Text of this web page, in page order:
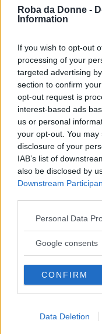
Roba da Donne -
Information
If you wish to opt-out
processing of your
targeted advertising
section to confirm
opt-out request is
interest-based ads
us or personal
your opt-out. You
disclosure of your
IAB’s list of
also be disclosed by
Downstream
Please note that this
not limited to your
use your data for
consent section.
Personal Data
Google consents
CONFIRM
Data Deletion
Primi Piatti
Sagne e fagioli